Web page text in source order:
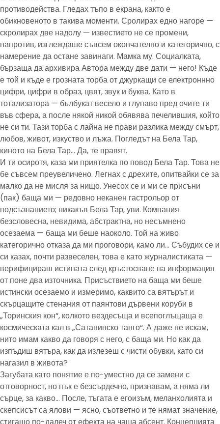
противодейства. Гледах тъпо в екрана, както е
обикновеното в такива моменти. Сролирах едно нагоре —
скролирах две надолу — известието не се промени,
напротив, изглеждаше съвсем окончателно и категорично, с
намерение да остане завинаги. Мамка му. Социалката,
бързаща да архивира Автора между две дати — него! Къде
е той и къде е грозната торба от джуркащи се електроннно
цифри, цифри в образ, цвят, звук и буква. Като в
тотализатора — бълбукат весело и глупаво пред очите ти
във сфера, а после някой никой обявява печелившия, който
не си ти. Тази торба с лайна не прави разлика между смърт,
любов, живот, изкуство и лъжа. Погледът на Бела Тар,
киното на Бела Тар… Да, те правят.
И ти осиротя, каза ми приятелка по повод Бела Тар. Това не
бе съвсем преувеличено. Легнах с дрехите, опитвайки се за
малко да не мисля за нищо. Унесох се и ми се присъни
(пак) баща ми — редовно неканен гастрольор от
подсъзнанието; никакъв Бела Тар, уви. Компания
безсловесна, невидима, абстрактна, но несъмнено
осезаема — баща ми беше наоколо. Той на живо
категорично отказа да ми проговори, камо ли… Събудих се и
си казах, почти развеселен, това е като журналистиката —
верифицираш истината след кръстосване на информация
от поне два източника. Присъствието на баща ми беше
истински осезаемо и измеримо, каквито са вятърът и
скърцащите стенания от паянтови дървени коруби в
„Торинския кон“, колкото вездесъща и всепоглъщаща е
космическата кал в „Сатанинско танго“. А даже не искам,
нито имам какво да говоря с него, с баща ми. Но как да
изпъдиш вятъра, как да излезеш с чисти обувки, като си
нагазил в живота?
Загубата като понятие е по-уместно да се замени с
отговорност, но пък е безсърдечно, признавам, а няма ли
сърце, за какво… После, тъгата е егоизъм, меланхолията и
скепсисът са ялови — ясно, съответно и те нямат значение,